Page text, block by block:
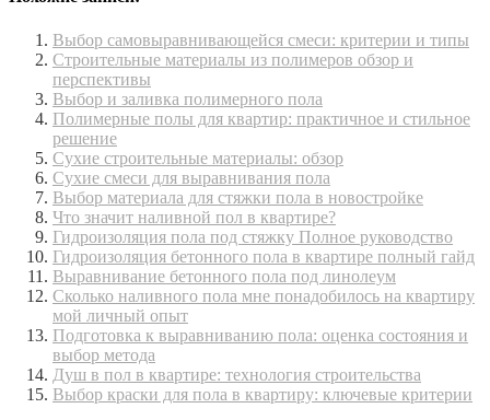
Выбор самовыравнивающейся смеси: критерии и типы
Строительные материалы из полимеров обзор и
перспективы
Выбор и заливка полимерного пола
Полимерные полы для квартир: практичное и стильное
решение
Сухие строительные материалы: обзор
Сухие смеси для выравнивания пола
Выбор материала для стяжки пола в новостройке
Что значит наливной пол в квартире?
Гидроизоляция пола под стяжку Полное руководство
Гидроизоляция бетонного пола в квартире полный гайд
Выравнивание бетонного пола под линолеум
Сколько наливного пола мне понадобилось на квартиру
мой личный опыт
Подготовка к выравниванию пола: оценка состояния и
выбор метода
Душ в пол в квартире: технология строительства
Выбор краски для пола в квартиру: ключевые критерии